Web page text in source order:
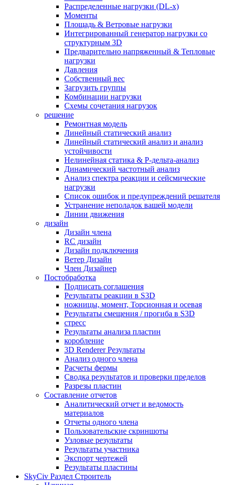
Распределенные нагрузки (DL-х)
Моменты
Площадь & Ветровые нагрузки
Интегрированный генератор нагрузки со
структурным 3D
Предварительно напряженный & Тепловые
нагрузки
Давления
Собственный вес
Загрузить группы
Комбинации нагрузки
Схемы сочетания нагрузок
решение
Ремонтная модель
Линейный статический анализ
Линейный статический анализ и анализ
устойчивости
Нелинейная статика & P-дельта-анализ
Динамический частотный анализ
Анализ спектра реакции и сейсмические
нагрузки
Список ошибок и предупреждений решателя
Устранение неполадок вашей модели
Линии движения
дизайн
Дизайн члена
RC дизайн
Дизайн подключения
Ветер Дизайн
Член Дизайнер
Постобработка
Подписать соглашения
Результаты реакции в S3D
ножницы, момент, Торсионная и осевая
Результаты смещения / прогиба в S3D
стресс
Результаты анализа пластин
коробление
3D Renderer Результаты
Анализ одного члена
Расчеты фермы
Сводка результатов и проверки пределов
Разрезы пластин
Составление отчетов
Аналитический отчет и ведомость
материалов
Отчеты одного члена
Пользовательские скриншоты
Узловые результаты
Результаты участника
Экспорт чертежей
Результаты пластины
SkyCiv Раздел Строитель